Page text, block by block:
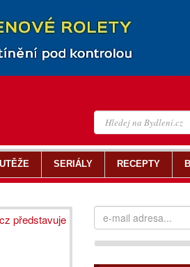
představuje
SERIÁLY RECEPTY